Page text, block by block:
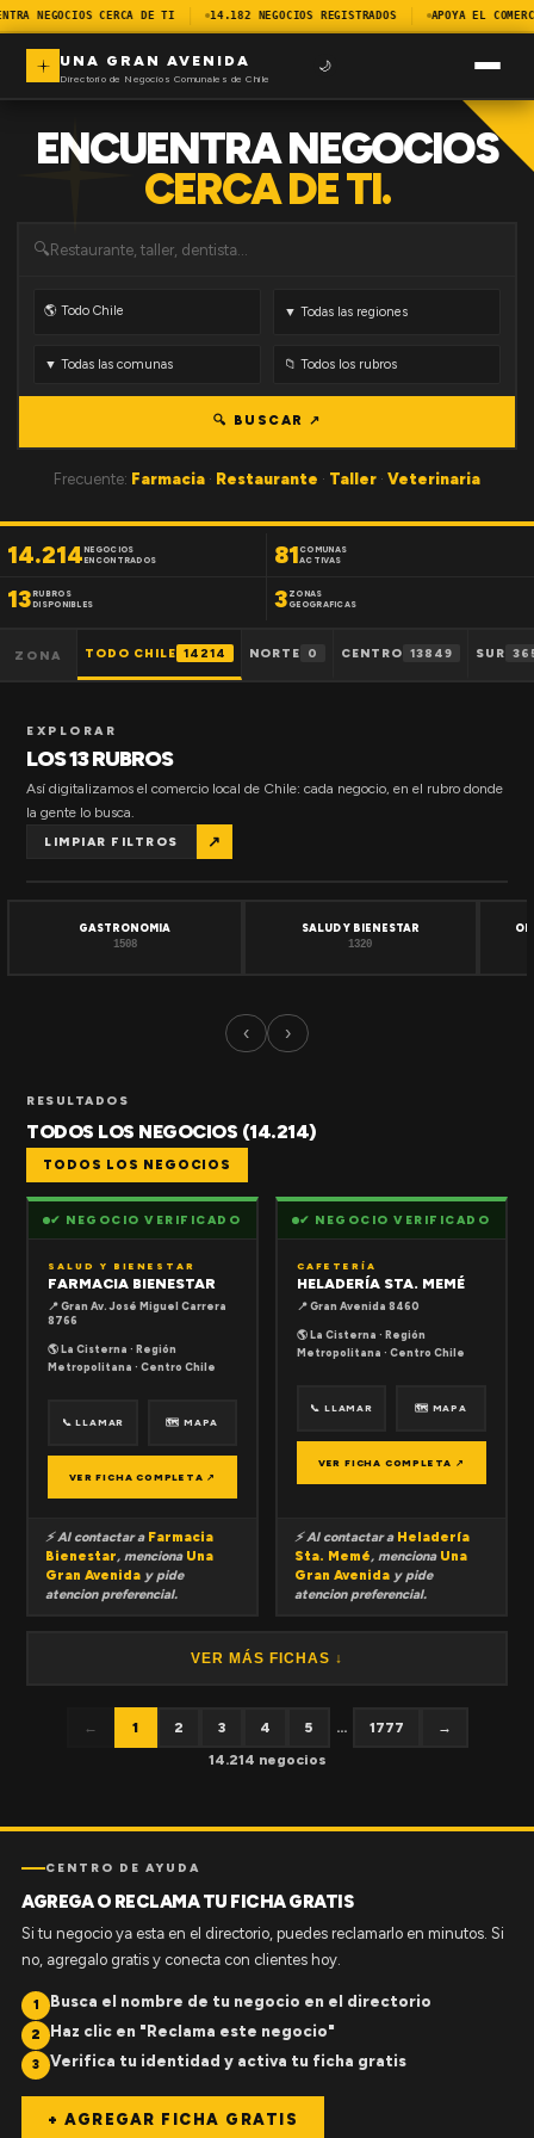
NEGOCIOS CERCA DE TI 14.182 NEGOCIOS REGISTRADOS APOYA EL
UNA GRAN AVENIDA
Directorio de Negocios Comunales de Chile
🌙
ENCUENTRA NEGOCIOS
CERCA DE TI.
🔍
🔍 BUSCAR ↗
Frecuente: Farmacia · Restaurante · Taller · Veterinaria
14.214NEGOCIOS
ENCONTRADOS
81 COMUNAS
ACTIVAS
13RUBROS
DISPONIBLES
3 ZONAS
GEOGRAFICAS
ZONA TODO CHILE 14214 NORTE 0 CENTRO 13849 SUR
EXPLORAR
LOS 13 RUBROS
Así digitalizamos el comercio local de Chile: cada negocio, en el rubro donde
la gente lo busca.
LIMPIAR FILTROS ↗
GASTRONOMIA
1508
SALUD Y BIENESTAR
1320
‹ ›
RESULTADOS
TODOS LOS NEGOCIOS (14.214)
TODOS LOS NEGOCIOS
✔ NEGOCIO VERIFICADO
SALUD Y BIENESTAR
FARMACIA BIENESTAR
📍 Gran Av. José Miguel Carrera
8766
🌎 La Cisterna · Región
Metropolitana · Centro Chile
📞 LLAMAR 🗺 MAPA
VER FICHA COMPLETA ↗
⚡ Al contactar a Farmacia
Bienestar, menciona Una
Gran Avenida y pide
atencion preferencial.
✔ NEGOCIO VERIFICADO
CAFETERÍA
HELADERÍA STA. MEMÉ
📍 Gran Avenida 8460
🌎 La Cisterna · Región
Metropolitana · Centro Chile
📞 LLAMAR 🗺 MAPA
VER FICHA COMPLETA ↗
⚡ Al contactar a Heladería
Sta. Memé, menciona Una
Gran Avenida y pide
atencion preferencial.
VER MÁS FICHAS ↓
← 1 2 3 4 5 ... 1777
→
14.214 negocios
CENTRO DE AYUDA
AGREGA O RECLAMA TU FICHA GRATIS
Si tu negocio ya esta en el directorio, puedes reclamarlo en minutos. Si
no, agregalo gratis y conecta con clientes hoy.
1 Busca el nombre de tu negocio en el directorio
2 Haz clic en "Reclama este negocio"
3 Verifica tu identidad y activa tu ficha gratis
+ AGREGAR FICHA GRATIS